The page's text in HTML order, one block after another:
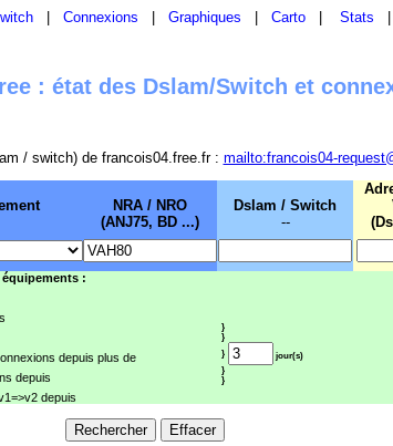
Connexions Graphiques Carto Stats
: état des Dslam/Switch et
/ switch) de francois04.free.fr : mailto:francois04-
NRA / NRO
(ANJ75, BD ...)
Dslam / Switch
--
:
}
}
}
jour(s)
}
}
depuis plus de
depuis
depuis